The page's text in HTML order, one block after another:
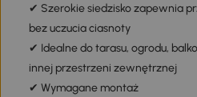
✔ Szerokie siedzisko zapewnia
bez uczucia ciasnoty
✔ Idealne do tarasu, ogrodu,
innej przestrzeni zewnętrznej
✔ Wymagane montaż